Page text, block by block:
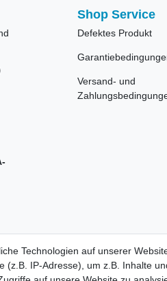
Shop Service
Defektes Produkt
Versand- und
Technologien auf unserer
(z.B. IP-Adresse), um z.B. Inhalte